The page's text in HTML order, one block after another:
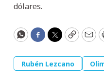
dólares.
WhatsApp
Facebook
Twitter
Copy
Rubén Lezcano